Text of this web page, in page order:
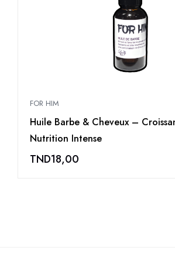
FOR HIM
Huile Barbe & Cheveux –
Nutrition Intense
TND18,00